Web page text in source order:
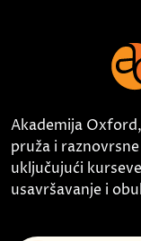
Akademija
pruža i
uključujući
usavršavanje i